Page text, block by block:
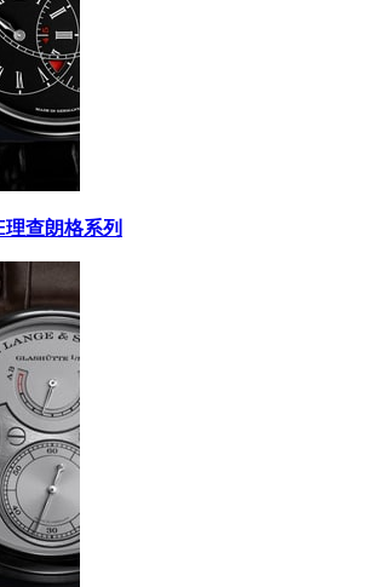
查朗格系列